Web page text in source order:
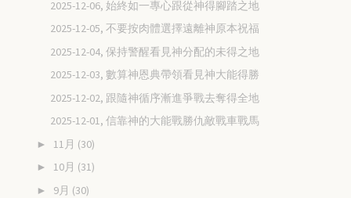
2025-12-06, 始終如一專心跟從神得腳踏之地
2025-12-05, 不要按肉體選擇遠離神原本祝福
2025-12-04, 保持警醒看見神分配的未得之地
2025-12-03, 數算神恩典帶領看見神大能得勝
2025-12-02, 跟隨神循序漸進爭戰去奪得全地
2025-12-01, 信靠神的大能戰勝仇敵戰車戰馬
► 11月 (30)
► 10月 (31)
► 9月 (30)